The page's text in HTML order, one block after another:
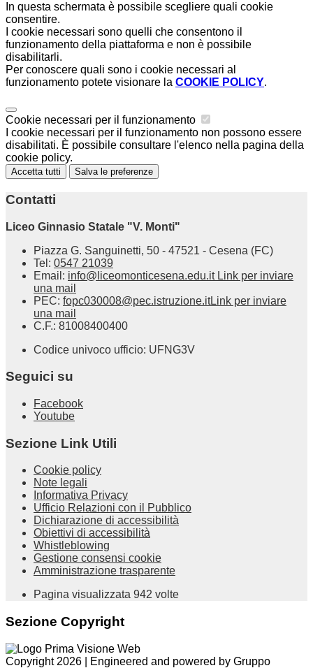
In questa schermata è possibile scegliere quali cookie
consentire.
I cookie necessari sono quelli che consentono il
funzionamento della piattaforma e non è possibile
disabilitarli.
Per conoscere quali sono i cookie necessari al
funzionamento potete visionare la COOKIE POLICY.
Cookie necessari per il funzionamento
I cookie necessari per il funzionamento non possono essere
disabilitati. È possibile consultare l'elenco nella pagina della
cookie policy.
Accetta tutti Salva le preferenze
Contatti
Liceo Ginnasio Statale "V. Monti"
Piazza G. Sanguinetti, 50 - 47521 - Cesena (FC)
Tel: 0547 21039
Email: info@liceomonticesena.edu.it Link per inviare
una mail
PEC: fopc030008@pec.istruzione.itLink per inviare
una mail
C.F.: 81008400400
Codice univoco ufficio: UFNG3V
Seguici su
Facebook
Youtube
Sezione Link Utili
Cookie policy
Note legali
Informativa Privacy
Ufficio Relazioni con il Pubblico
Dichiarazione di accessibilità
Obiettivi di accessibilità
Whistleblowing
Gestione consensi cookie
Amministrazione trasparente
Pagina visualizzata 942 volte
Sezione Copyright
Copyright 2026 | Engineered and powered by Gruppo